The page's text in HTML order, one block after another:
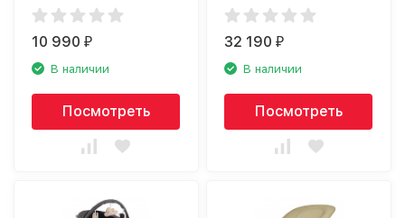
10 990₽
В наличии
Посмотреть
32 190₽
В наличии
Посмотреть